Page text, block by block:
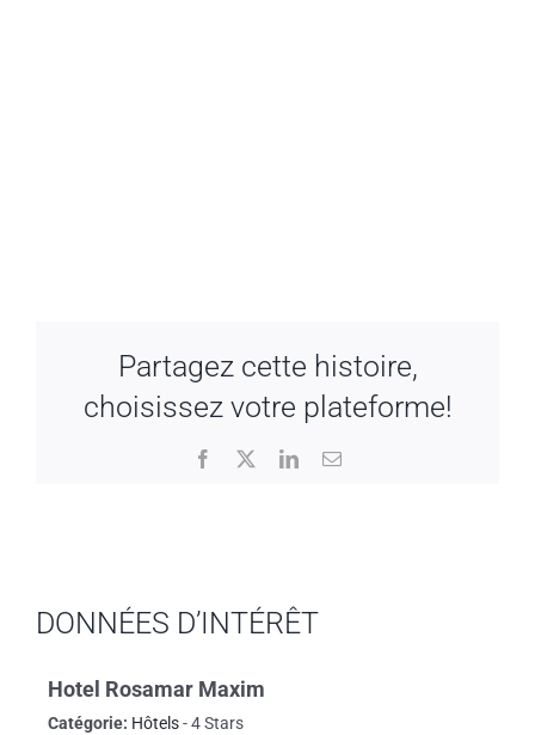
Partagez cette histoire,
choisissez votre plateforme!
Facebook LinkedInEmail
DONNÉES D’INTÉRÊT
Hotel Rosamar Maxim
Catégorie: Hôtels- 4 Stars